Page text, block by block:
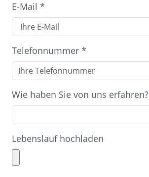
E-Mail *
Telefonnummer *
Wie haben Sie von uns erfahren?
Lebenslauf hochladen